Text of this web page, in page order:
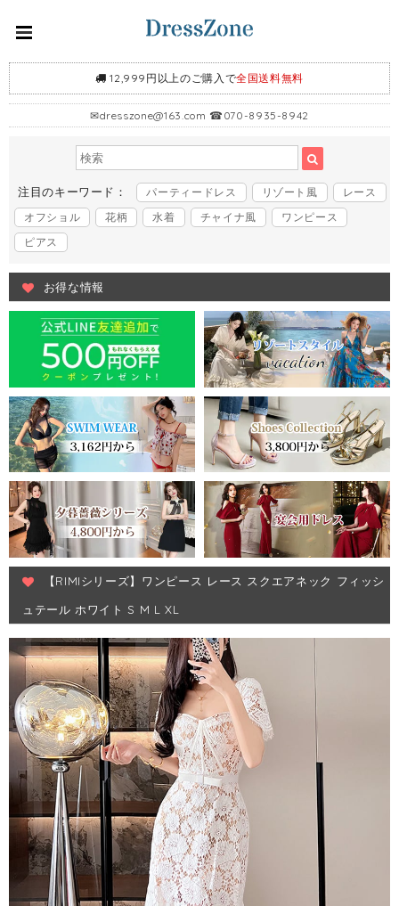
12,999円以上のご購入で全国送料無料
✉dresszone@163.com ☎070-8935-8942
注目のキーワード： パーティードレス リゾート風
レース
オフショル
花柄 水着 チャイナ風
ワンピース
ピアス
お得な情報
【RIMIシリーズ】ワンピース レース スクエアネック フィッシ
ュテール ホワイト S M L XL